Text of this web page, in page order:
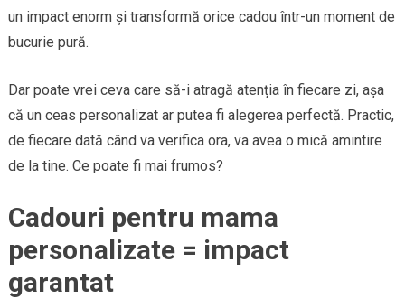
un impact enorm și transformă orice cadou într-un moment de
bucurie pură.
Dar poate vrei ceva care să-i atragă atenția în fiecare zi, așa
că un ceas personalizat ar putea fi alegerea perfectă. Practic,
de fiecare dată când va verifica ora, va avea o mică amintire
de la tine. Ce poate fi mai frumos?
Cadouri pentru mama
personalizate = impact
garantat